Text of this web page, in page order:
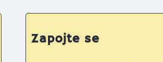
Zapojte se